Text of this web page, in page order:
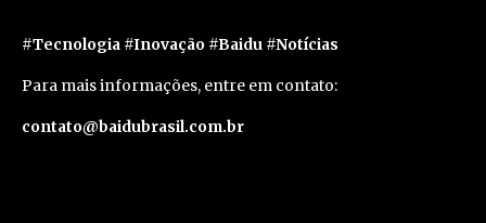
#Tecnologia #Inovação #Baidu #Notícias
Para mais informações, entre em contato:
contato@baidubrasil.com.br